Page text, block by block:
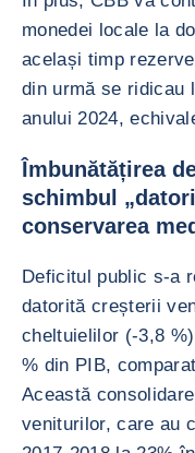
monedei locale la
același timp
din urmă se ridicau
anului 2024,
Îmbunătățirea
schimbul
conservarea
Deficitul public s-a
datorită creșterii
cheltuielilor (-3,8
% din PIB,
Această
veniturilor, care au